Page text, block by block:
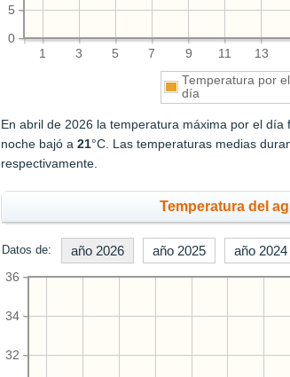
1 3 5 7 9 11 13
0
5
Temperatura por el
día
En abril de 2026 la temperatura máxima por el
noche bajó a21°C. Las temperaturas medias
respectivamente.
Temperatura del
Datos de: año 2026 año 2025 año 2024
32
34
36